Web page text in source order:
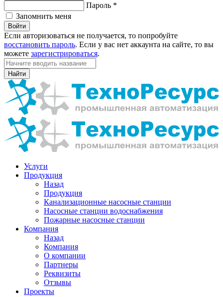
Пароль *
Запомнить меня
Войти
Если авторизоваться не получается, то попробуйте
восстановить пароль. Если у вас нет аккаунта на сайте, то вы
можете зарегистрироваться.
Найти
Услуги
Продукция
Назад
Продукция
Канализационные насосные станции
Насосные станции водоснабжения
Пожарные насосные станции
Компания
Назад
Компания
О компании
Партнеры
Реквизиты
Отзывы
Проекты